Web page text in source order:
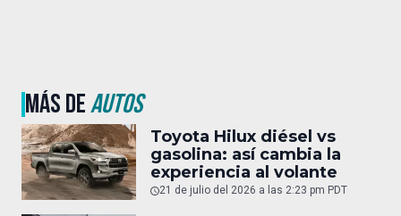
MÁS DEAUTOS
Toyota Hilux diésel vs
gasolina: así cambia la
experiencia al volante
21 de julio del 2026 a las 2:23 pm PDT